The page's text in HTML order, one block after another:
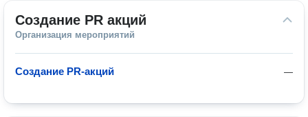
Создание PR акций
Организация мероприятий
—
Создание PR-акций